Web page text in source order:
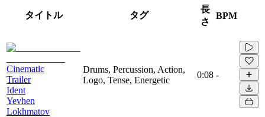
タイトル タグ
長
さ
BPM
Cinematic
Trailer
Ident
Yevhen
Lokhmatov
Drums, Percussion, Action,
Logo, Tense, Energetic
0:08 -